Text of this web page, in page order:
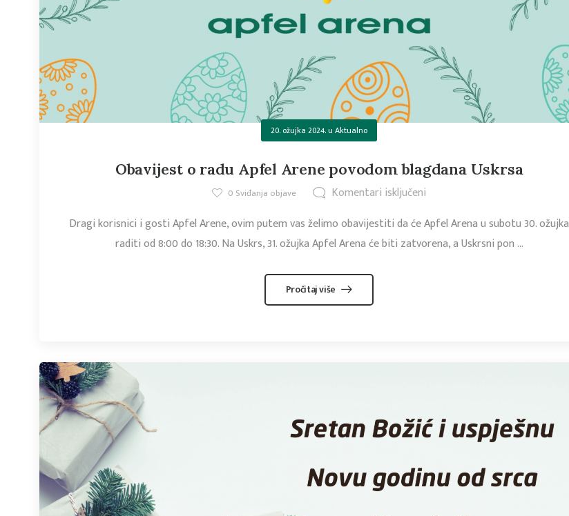
20. ožujka 2024.uAktualno
Obavijest o radu Apfel Arene povodom blagdana Uskrsa
0 Sviđanja objave
Komentari isključeni
Dragi korisnici i gosti Apfel Arene, ovim putem vas želimo obavijestiti da će Apfel Arena u subotu 30. ožujka
raditi od 8:00 do 18:30. Na Uskrs, 31. ožujka Apfel Arena će biti zatvorena, a Uskrsni pon ...
Pročitaj više